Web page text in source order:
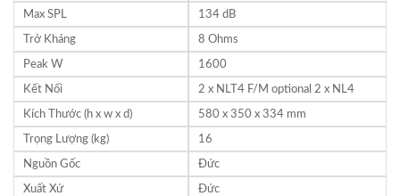
Max SPL 134 dB
Trở Kháng 8 Ohms
Peak W 1600
Kết Nối 2 x NLT4 F/M optional 2 x NL4
Kích Thước (h x w x d) 580 x 350 x 334 mm
Trọng Lượng (kg) 16
Nguồn Gốc Đức
Xuất Xứ Đức